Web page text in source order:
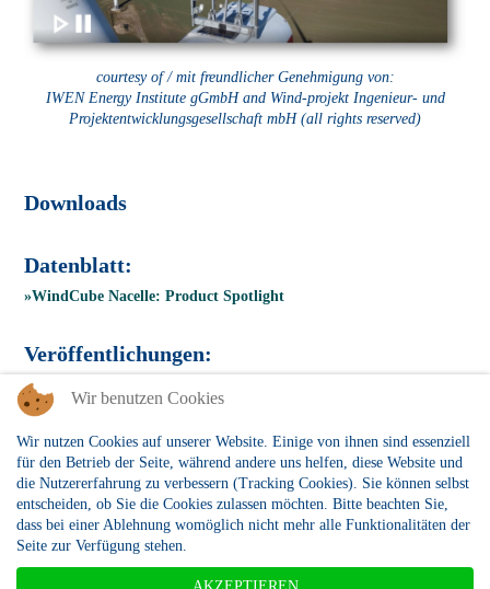
courtesy of / mit freundlicher Genehmigung von:
IWEN Energy Institute gGmbH and Wind-projekt Ingenieur- und
Projektentwicklungsgesellschaft mbH (all rights reserved)
Downloads
Datenblatt:
»WindCube Nacelle: Product Spotlight
Veröffentlichungen:
»WindCube Nacelle: Innovative LiDAR Solutions for Offshore
Wind Energy Projects
Intensity
Um mehr über unser Portfolio zu erfahren, sprechen Sie mit unseren
Expert:innen über Ihre konkrete Anwendung.
»zum Kontaktformular
Wir benutzen Cookies
Wir nutzen Cookies auf unserer Website. Einige von ihnen sind essenziell
für den Betrieb der Seite, während andere uns helfen, diese Website und
die Nutzererfahrung zu verbessern (Tracking Cookies). Sie können selbst
entscheiden, ob Sie die Cookies zulassen möchten. Bitte beachten Sie,
dass bei einer Ablehnung womöglich nicht mehr alle Funktionalitäten der
Seite zur Verfügung stehen.